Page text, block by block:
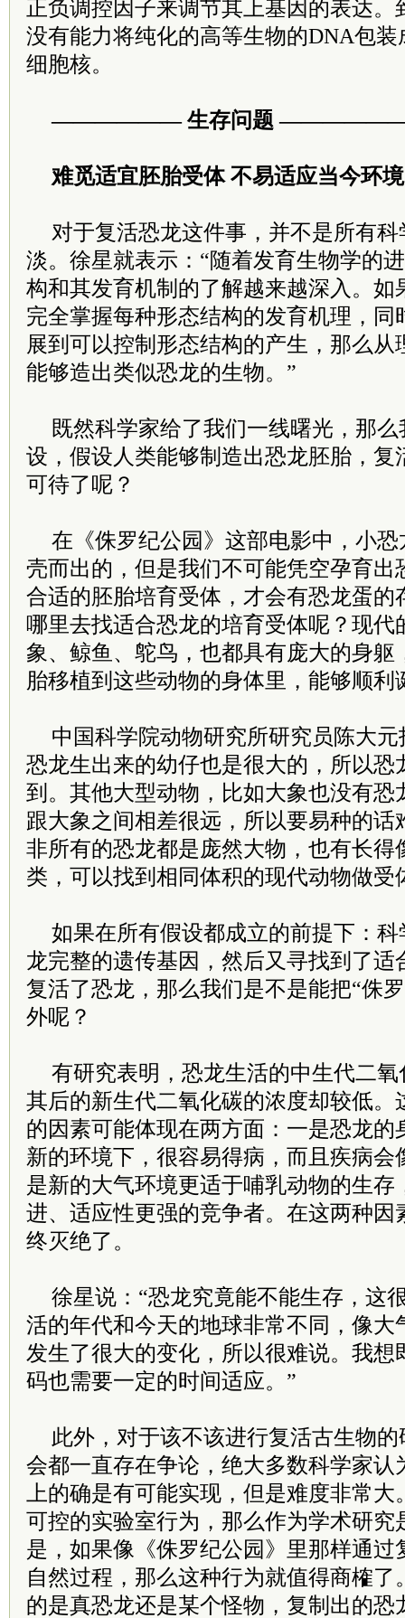
正负调控因子来调节其上基因的表达。
没有能力将纯化的高等生物的DNA包
细胞核。
—————— 生存问题
难觅适宜胚胎受体 不易适应当今环境
对于复活恐龙这件事，并不是所有
淡。徐星就表示：“随着发育生物学的
构和其发育机制的了解越来越深入。如
完全掌握每种形态结构的发育机理，同
展到可以控制形态结构的产生，那么从
能够造出类似恐龙的生物。”
既然科学家给了我们一线曙光，那
设，假设人类能够制造出恐龙胚胎，复
可待了呢？
在《侏罗纪公园》这部电影中，小
壳而出的，但是我们不可能凭空孕育出
合适的胚胎培育受体，才会有恐龙蛋的
哪里去找适合恐龙的培育受体呢？现代
象、鲸鱼、鸵鸟，也都具有庞大的身躯
胎移植到这些动物的身体里，能够顺利
中国科学院动物研究所研究员陈大
恐龙生出来的幼仔也是很大的，所以恐
到。其他大型动物，比如大象也没有恐
跟大象之间相差很远，所以要易种的话
非所有的恐龙都是庞然大物，也有长得
类，可以找到相同体积的现代动物做受
如果在所有假设都成立的前提下：
龙完整的遗传基因，然后又寻找到了适
复活了恐龙，那么我们是不是能把“侏
外呢？
有研究表明，恐龙生活的中生代二
其后的新生代二氧化碳的浓度却较低。
的因素可能体现在两方面：一是恐龙的
新的环境下，很容易得病，而且疾病会
是新的大气环境更适于哺乳动物的生存
进、适应性更强的竞争者。在这两种因
终灭绝了。
徐星说：“恐龙究竟能不能生存，这
活的年代和今天的地球非常不同，像大
发生了很大的变化，所以很难说。我想
码也需要一定的时间适应。”
此外，对于该不该进行复活古生物
会都一直存在争论，绝大多数科学家认
上的确是有可能实现，但是难度非常
可控的实验室行为，那么作为学术研究
是，如果像《侏罗纪公园》里那样通过
自然过程，那么这种行为就值得商榷了
的是真恐龙还是某个怪物，复制出的恐